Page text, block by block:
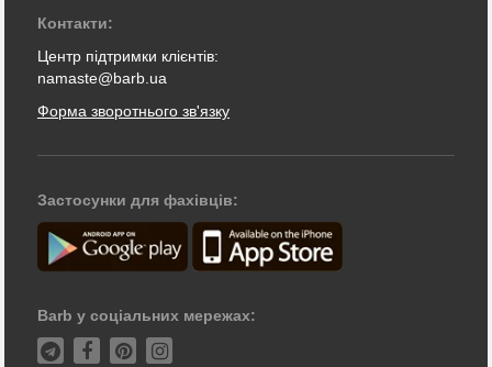
Контакти:
Центр підтримки клієнтів:
namaste@barb.ua
Форма зворотнього зв'язку
Застосунки для фахівців:
Barb у соціальних мережах: